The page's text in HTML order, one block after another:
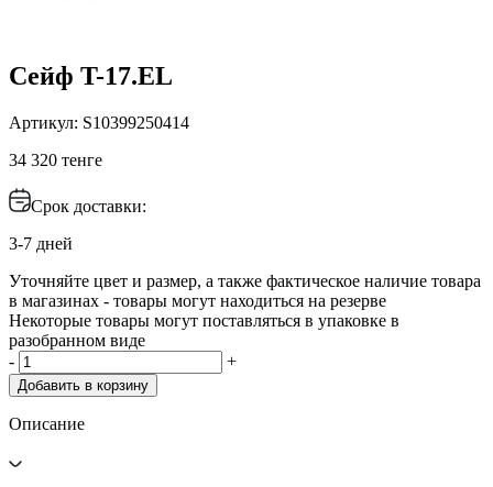
Сейф T-17.EL
Артикул: S10399250414
34 320 тенге
Срок доставки:
3-7 дней
Уточняйте цвет и размер, а также фактическое наличие товара
в магазинах - товары могут находиться на резерве
Некоторые товары могут поставляться в упаковке в
разобранном виде
-
+
Добавить в корзину
Описание